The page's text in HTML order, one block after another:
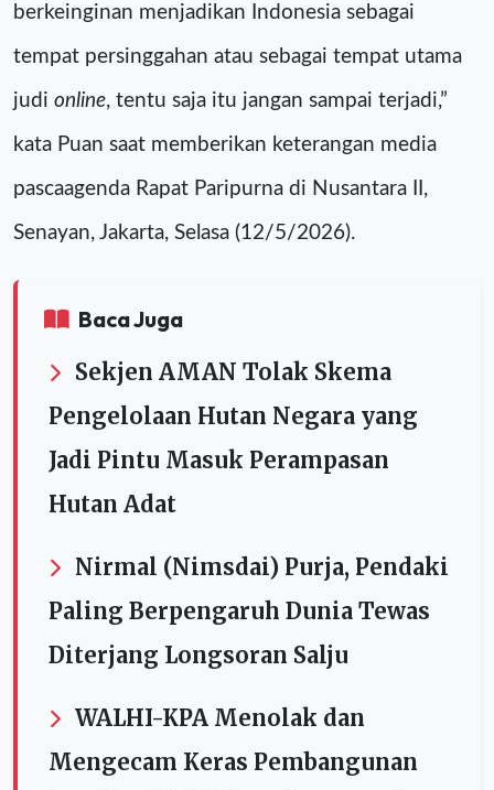
berkeinginan menjadikan Indonesia sebagai
tempat persinggahan atau sebagai tempat utama
judi online, tentu saja itu jangan sampai terjadi,”
kata Puan saat memberikan keterangan media
pascaagenda Rapat Paripurna di Nusantara II,
Senayan, Jakarta, Selasa (12/5/2026).
Baca Juga
Sekjen AMAN Tolak Skema
Pengelolaan Hutan Negara yang
Jadi Pintu Masuk Perampasan
Hutan Adat
Nirmal (Nimsdai) Purja, Pendaki
Paling Berpengaruh Dunia Tewas
Diterjang Longsoran Salju
WALHI-KPA Menolak dan
Mengecam Keras Pembangunan